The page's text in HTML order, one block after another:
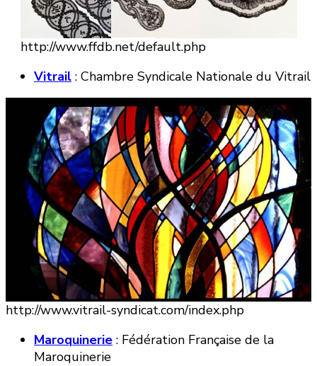
http://www.ffdb.net/default.php
Vitrail : Chambre Syndicale Nationale du Vitrail
http://www.vitrail-syndicat.com/index.php
Maroquinerie : Fédération Française de la
Maroquinerie